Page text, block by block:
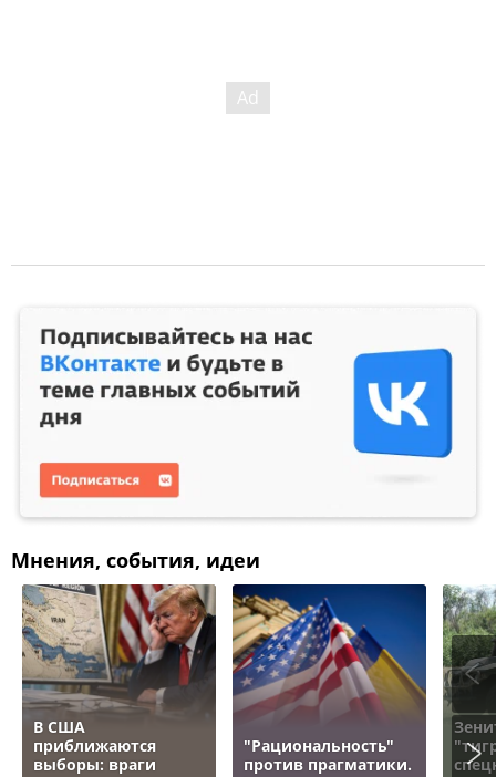
Мнения, события, идеи
В США
приближаются
выборы: враги
"Рациональность"
против прагматики.